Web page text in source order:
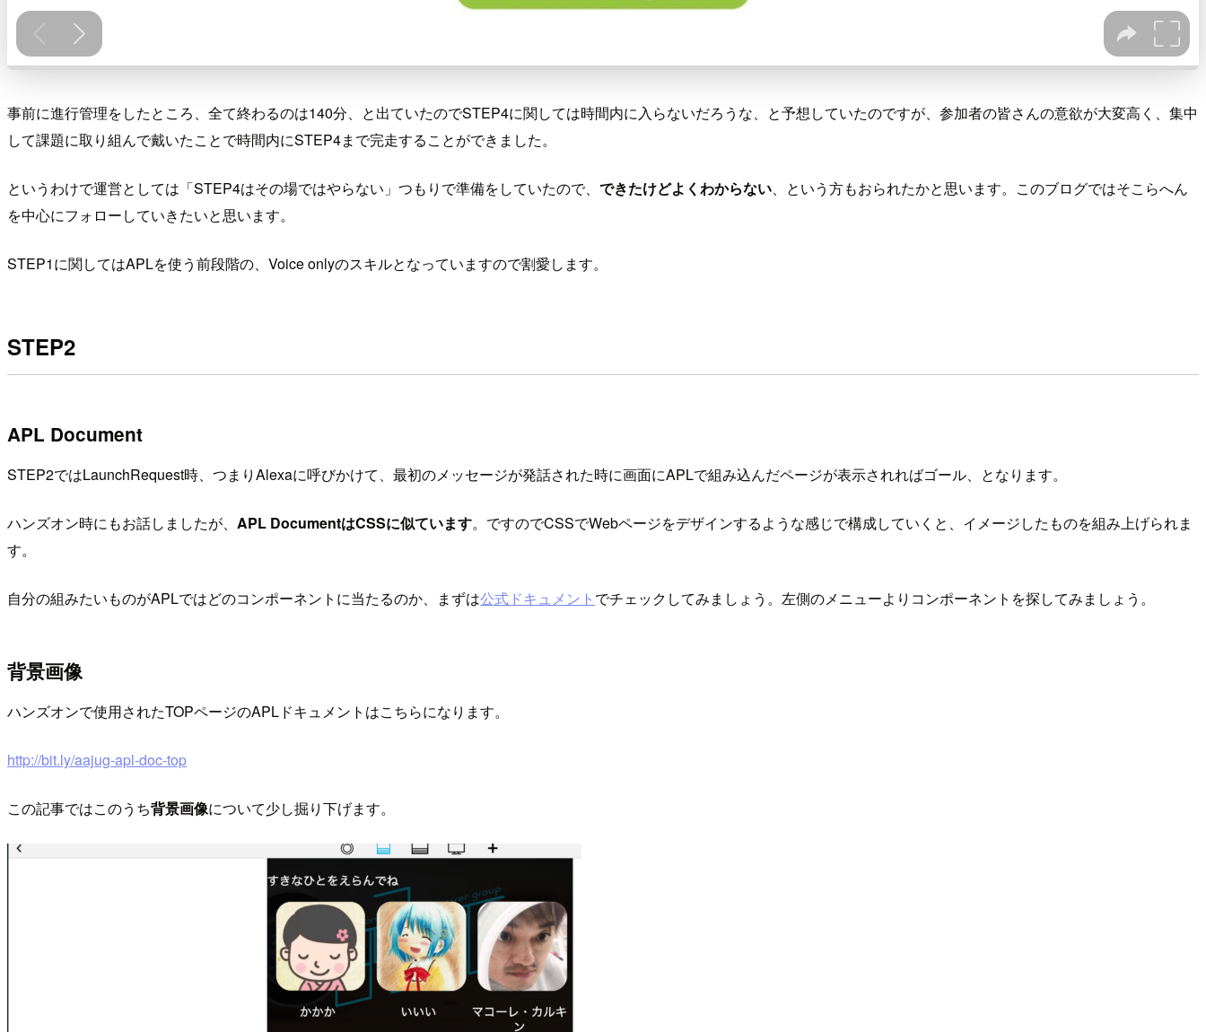
事前に進行管理をしたところ、全て終わるのは140分、と出ていたのでSTEP4に関しては時間内に入らないだろうな、と予想していたのですが、参加者の皆さんの意欲が大変高く、集中
して課題に取り組んで戴いたことで時間内にSTEP4まで完走することができました。
というわけで運営としては「STEP4はその場ではやらない」つもりで準備をしていたので、 できたけどよくわからない、という方もおられたかと思います。このブログではそこらへん
を中心にフォローしていきたいと思います。
STEP1に関してはAPLを使う前段階の、Voice onlyのスキルとなっていますので割愛します。
STEP2
APL Document
STEP2ではLaunchRequest時、つまりAlexaに呼びかけて、最初のメッセージが発話された時に画面にAPLで組み込んだページが表示されればゴール、となります。
ハンズオン時にもお話しましたが、 APL DocumentはCSSに似ています。ですのでCSSでWebページをデザインするような感じで構成していくと、イメージしたものを組み上げられま
す。
自分の組みたいものがAPLではどのコンポーネントに当たるのか、まずは公式ドキュメント でチェックしてみましょう。左側のメニューよりコンポーネントを探してみましょう。
背景画像
ハンズオンで使用されたTOPページのAPLドキュメントはこちらになります。
http://bit.ly/aajug-apl-doc-top
この記事ではこのうち背景画像について少し掘り下げます。